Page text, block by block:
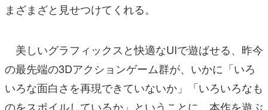
まざまざと見せつけてくれる。
美しいグラフィックスと快適なUIで遊ばせる、昨今
の最先端の3Dアクションゲーム群が、いかに「いろ
いろな面白さを再現できていないか」「いろいろなも
のをスポイルしているか」ということに、本作を遊ぶ